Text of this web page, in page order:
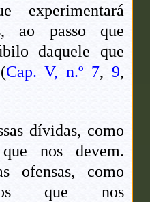
experimentará
ao passo que
daquele que
Cap. V, n.º 7, 9,
dívidas, como
nos devem.
ofensas, como
que nos